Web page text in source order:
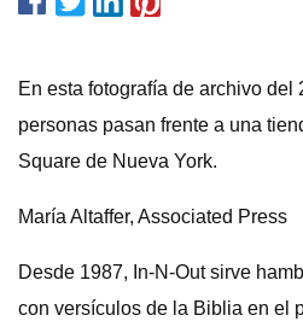
En esta fotografía de archivo del
personas pasan frente a una
Square de Nueva York.
María Altaffer, Associated Press
Desde 1987, In-N-Out sirve
con versículos de la Biblia en el